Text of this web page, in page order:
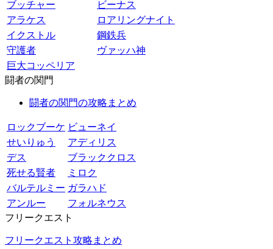
ブッチャー
ビーナス
アラケス
ロアリングナイト
イクストル
鋼鉄兵
守護者
ヴァッハ神
巨大コッペリア
闘者の関門
闘者の関門の攻略まとめ
ロックブーケ ビューネイ
せいりゅう
アディリス
デス
ブラッククロス
死せる賢者
ミロク
バルテルミー ガラハド
アンルー
フォルネウス
フリークエスト
フリークエスト攻略まとめ